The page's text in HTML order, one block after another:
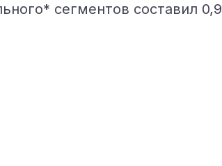
сегментов составил